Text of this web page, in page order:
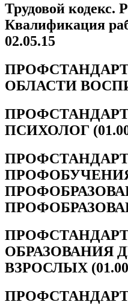
Трудовой кодекс.
Квалификация
02.05.15
ОБЛАСТИ
ПСИХОЛОГ
ОБРАЗОВАНИЯ
ВЗРОСЛЫХ
ПРОФСТАНДАРТ